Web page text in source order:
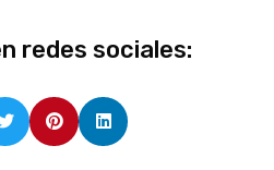
redes sociales: